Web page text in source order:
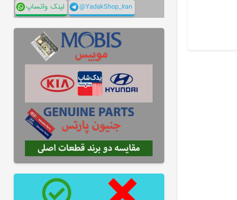
لینک واتساپ @YadakShop_Iran